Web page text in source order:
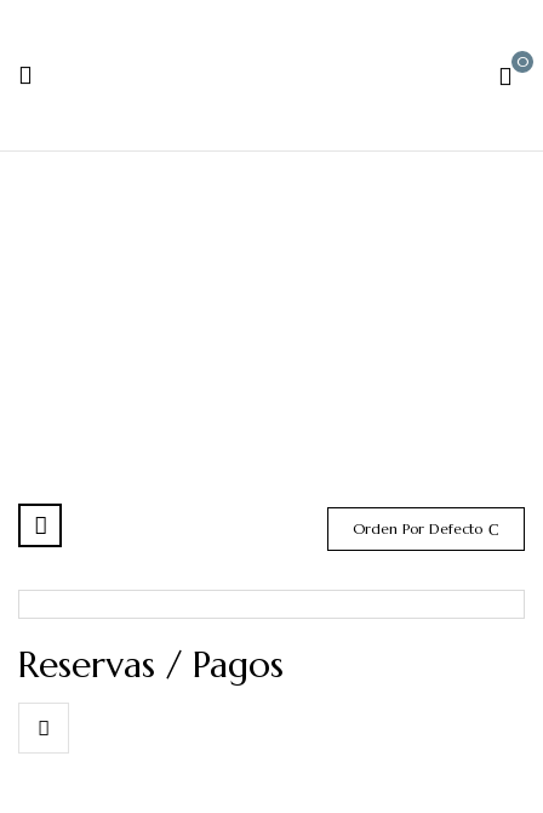
0
Orden Por Defecto
Reservas / Pagos